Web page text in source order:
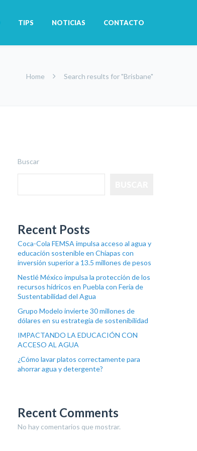
TIPS NOTICIAS CONTACTO
Home Search results for "Brisbane"
Buscar
Recent Posts
Coca-Cola FEMSA impulsa acceso al agua y
educación sostenible en Chiapas con
inversión superior a 13.5 millones de pesos
Nestlé México impulsa la protección de los
recursos hídricos en Puebla con Feria de
Sustentabilidad del Agua
Grupo Modelo invierte 30 millones de
dólares en su estrategia de sostenibilidad
IMPACTANDO LA EDUCACIÓN CON
ACCESO AL AGUA
¿Cómo lavar platos correctamente para
ahorrar agua y detergente?
Recent Comments
No hay comentarios que mostrar.